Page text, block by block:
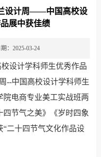
设计周——中国高校设
展中获佳绩
：2025-03-24
设计学科师生优秀作品
--中国高校设计学科师生
电商专业美工实战班两
节气之美》《岁时四象
二十四节气文化作品设